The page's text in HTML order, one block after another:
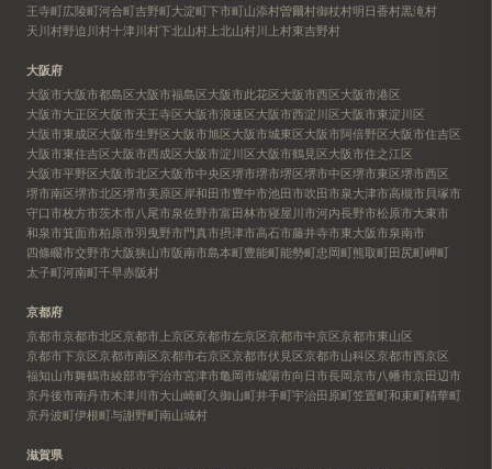
王寺町広陵町河合町吉野町大淀町下市町山添村曽爾村御杖村明日香村黒滝村
天川村野迫川村十津川村下北山村 上北山村川上村東吉野村
大阪府
大阪市大阪市都島区大阪市福島区大阪市此花区大阪市西区大阪市港区
大阪市大正区大阪市天王寺区大阪市浪速区大阪市西淀川区大阪市東淀川区
大阪市東成区大阪市生野区大阪市旭区大阪市城東区大阪市阿倍野区大阪市住吉区
大阪市東住吉区大阪市西成区大阪市淀川区大阪市鶴見区大阪市住之江区
大阪市平野区大阪市北区大阪市中央区堺市堺市堺区堺市中区堺市東区堺市西区
堺市南区堺市北区堺市美原区岸和田市豊中市池田市吹田市泉大津市高槻市 貝塚市
守口市枚方市茨木市八尾市泉佐野市富田林市寝屋川市河内長野市松原市大東市
和泉市箕面市柏原市羽曳野市門真市摂津市高石市藤井寺市東大阪市泉南市
四條畷市交野市大阪狭山市阪南市島本町豊能町能勢町忠岡町熊取町田尻町岬町
太子町河南町千早赤阪村
京都府
京都市京都市北区京都市上京区京都市左京区京都市中京区京都市東山区
京都市下京区京都市南区京都市右京区京都市伏見区京都市山科区京都市西京区
福知山市舞鶴市綾部市宇治市宮津市亀岡市城陽市向日市長岡京市八幡市京田辺市
京丹後市南丹市木津川市大山崎町久御山町井手町宇治田原町笠置町和束町精華町
京丹波町伊根町与謝野町南山城村
滋賀県